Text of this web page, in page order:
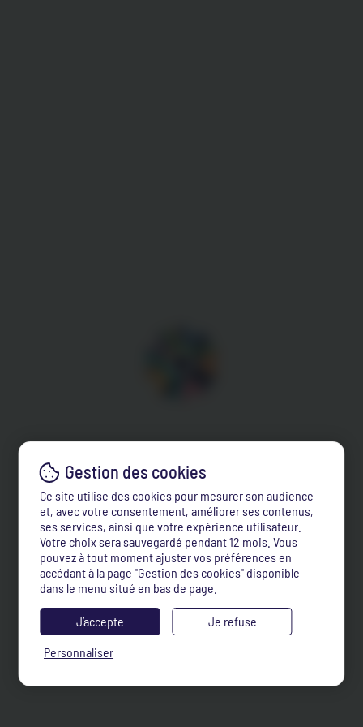
Ce site utilise des cookies pour mesurer son audience
et, avec votre consentement, améliorer ses contenus,
ses services, ainsi que votre expérience utilisateur.
Votre choix sera sauvegardé pendant 12 mois. Vous
pouvez à tout moment ajuster vos préférences en
accédant à la page "Gestion des cookies" disponible
dans le menu situé en bas de page.
J’accepte
Je refuse
Personnaliser